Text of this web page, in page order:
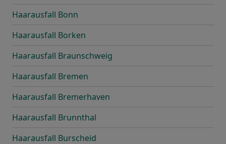
Haarausfall Bonn
Haarausfall Borken
Haarausfall Braunschweig
Haarausfall Bremen
Haarausfall Bremerhaven
Haarausfall Brunnthal
Haarausfall Burscheid